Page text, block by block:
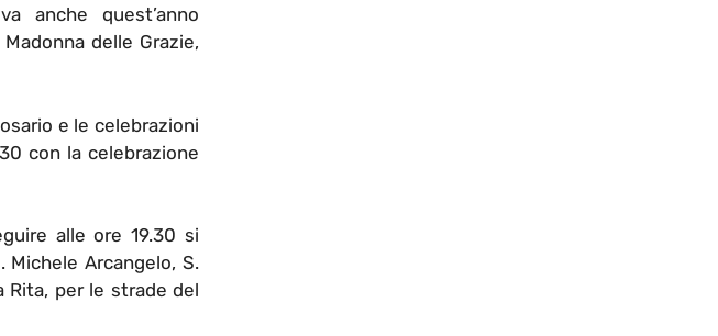
anche quest’anno
delle Grazie,
e le celebrazioni
con la celebrazione
alle ore 19.30 si
Michele Arcangelo, S.
Rita, per le strade del